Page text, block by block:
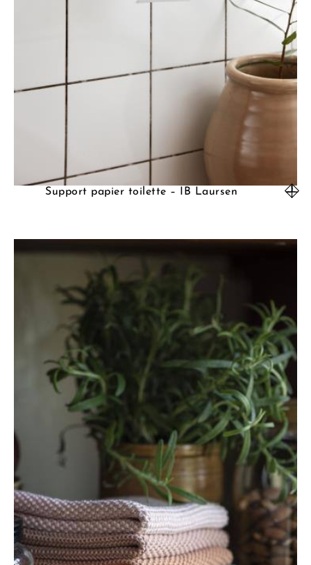
Support papier toilette – IB Laursen